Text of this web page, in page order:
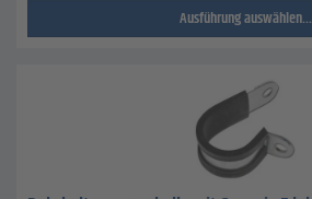
Ausführung auswählen...